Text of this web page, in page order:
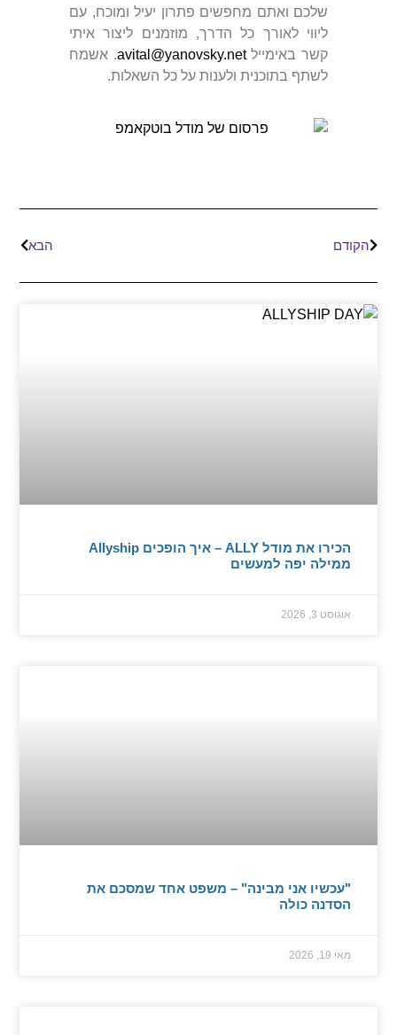
שלכם ואתם מחפשים פתרון יעיל ומוכח, עם
ליווי לאורך כל הדרך, מוזמנים ליצור איתי
קשר באימיילavital@yanovsky.net. אשמח
לשתף בתוכנית ולענות על כל השאלות.
הקודם הבא
הכירו את מודל ALLY – איך הופכים Allyship
ממילה יפה למעשים
אוגוסט 3, 2026
"עכשיו אני מבינה" – משפט אחד שמסכם את
הסדנה כולה
מאי 19, 2026